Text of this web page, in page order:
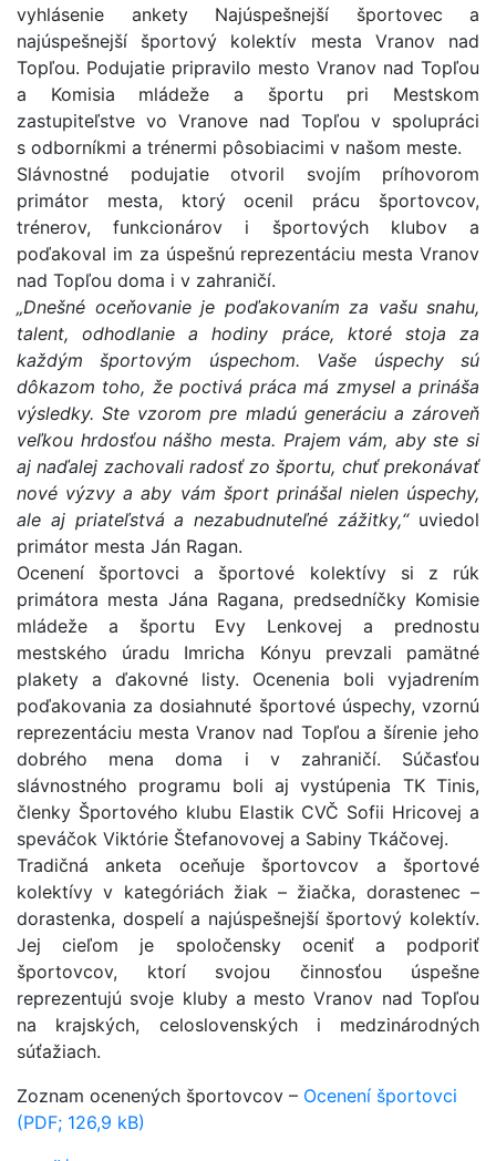
vyhlásenie ankety Najúspešnejší športovec a
najúspešnejší športový kolektív mesta Vranov nad
Topľou. Podujatie pripravilo mesto Vranov nad Topľou
a Komisia mládeže a športu pri Mestskom
zastupiteľstve vo Vranove nad Topľou v spolupráci
s odborníkmi a trénermi pôsobiacimi v našom meste.
Slávnostné podujatie otvoril svojím príhovorom
primátor mesta, ktorý ocenil prácu športovcov,
trénerov, funkcionárov i športových klubov a
poďakoval im za úspešnú reprezentáciu mesta Vranov
nad Topľou doma i v zahraničí.
„Dnešné oceňovanie je poďakovaním za vašu snahu,
talent, odhodlanie a hodiny práce, ktoré stoja za
každým športovým úspechom. Vaše úspechy sú
dôkazom toho, že poctivá práca má zmysel a prináša
výsledky. Ste vzorom pre mladú generáciu a zároveň
veľkou hrdosťou nášho mesta. Prajem vám, aby ste si
aj naďalej zachovali radosť zo športu, chuť prekonávať
nové výzvy a aby vám šport prinášal nielen úspechy,
ale aj priateľstvá a nezabudnuteľné zážitky,“uviedol
primátor mesta Ján Ragan.
Ocenení športovci a športové kolektívy si z rúk
primátora mesta Jána Ragana, predsedníčky Komisie
mládeže a športu Evy Lenkovej a prednostu
mestského úradu Imricha Kónyu prevzali pamätné
plakety a ďakovné listy. Ocenenia boli vyjadrením
poďakovania za dosiahnuté športové úspechy, vzornú
reprezentáciu mesta Vranov nad Topľou a šírenie jeho
dobrého mena doma i v zahraničí. Súčasťou
slávnostného programu boli aj vystúpenia TK Tinis,
členky Športového klubu Elastik CVČ Sofii Hricovej a
speváčok Viktórie Štefanovovej a Sabiny Tkáčovej.
Tradičná anketa oceňuje športovcov a športové
kolektívy v kategóriách žiak – žiačka, dorastenec –
dorastenka, dospelí a najúspešnejší športový kolektív.
Jej cieľom je spoločensky oceniť a podporiť
športovcov, ktorí svojou činnosťou úspešne
reprezentujú svoje kluby a mesto Vranov nad Topľou
na krajských, celoslovenských i medzinárodných
súťažiach.
Zoznam ocenených športovcov – Ocenení športovci
(PDF; 126,9 kB)